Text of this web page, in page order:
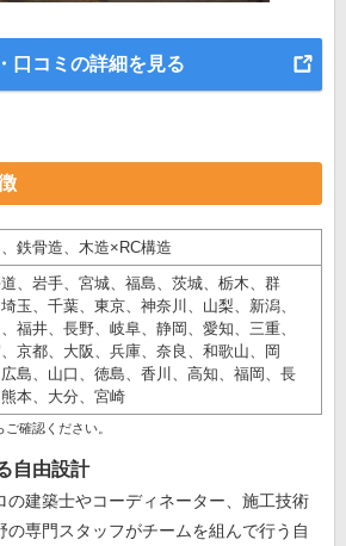
口コミの詳細を見る
鉄骨造、木造×RC構造
、岩手、宮城、福島、茨城、栃木、群
玉、千葉、東京、神奈川、山梨、新潟、
福井、長野、岐阜、静岡、愛知、三重、
京都、大阪、兵庫、奈良、和歌山、岡
島、山口、徳島、香川、高知、福岡、長
本、大分、宮崎
確認ください。
自由設計
の建築士やコーディネーター、施工技術
の専門スタッフがチームを組んで行う自